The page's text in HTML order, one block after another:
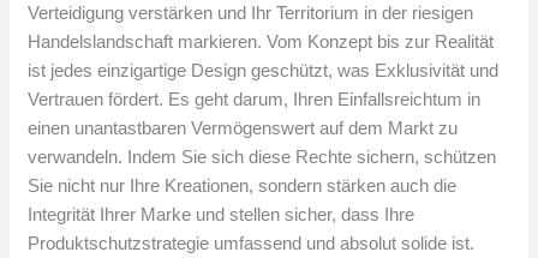
Verteidigung verstärken und Ihr Territorium in der riesigen
Handelslandschaft markieren. Vom Konzept bis zur Realität
ist jedes einzigartige Design geschützt, was Exklusivität und
Vertrauen fördert. Es geht darum, Ihren Einfallsreichtum in
einen unantastbaren Vermögenswert auf dem Markt zu
verwandeln. Indem Sie sich diese Rechte sichern, schützen
Sie nicht nur Ihre Kreationen, sondern stärken auch die
Integrität Ihrer Marke und stellen sicher, dass Ihre
Produktschutzstrategie umfassend und absolut solide ist.